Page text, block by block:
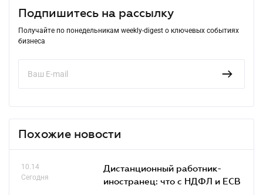
Подпишитесь на рассылку
Получайте по понедельникам weekly-digest о ключевых событиях
бизнеса
Похожие новости
10.14
Сегодня
Дистанционный работник-
иностранец: что с НДФЛ и ЕСВ